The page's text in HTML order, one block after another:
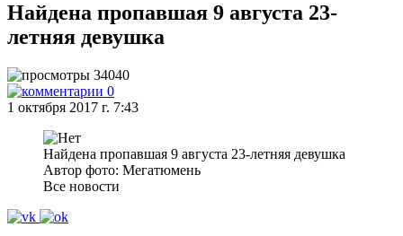
Найдена пропавшая 9 августа 23-
летняя девушка
34040
0
1 октября 2017 г. 7:43
Найдена пропавшая 9 августа 23-летняя девушка
Автор фото: Мегатюмень
Все новости